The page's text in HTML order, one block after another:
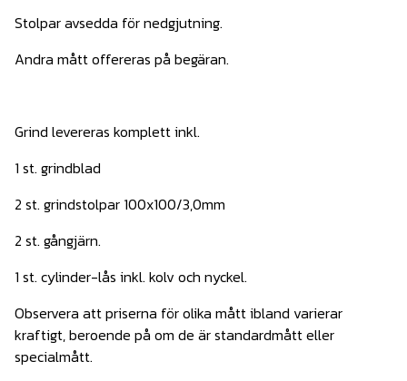
Stolpar avsedda för nedgjutning.
Andra mått offereras på begäran.
Grind levereras komplett inkl.
1 st. grindblad
2 st. grindstolpar 100x100/3,0mm
2 st. gångjärn.
1 st. cylinder-lås inkl. kolv och nyckel.
Observera att priserna för olika mått ibland varierar
kraftigt, beroende på om de är standardmått eller
specialmått.